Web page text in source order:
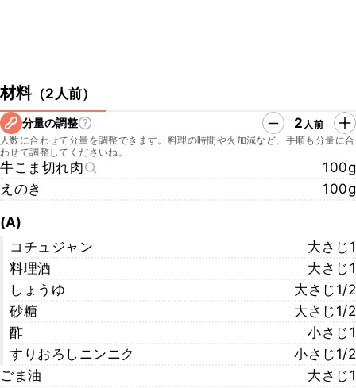
材料（2人前）
分量の調整 2 人前
人数に合わせて分量を調整できます。料理の時間や火加減など、手順も分量に合
わせて調整してくださいね。
牛こま切れ肉
100g
えのき
100g
(A)
コチュジャン
大さじ1
料理酒
大さじ1
しょうゆ
大さじ1/2
砂糖
大さじ1/2
酢
小さじ1
すりおろしニンニク
小さじ1/2
ごま油
大さじ1